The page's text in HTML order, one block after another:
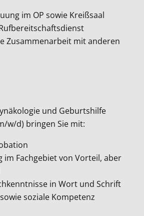
im OP sowie Kreißsaal
Zusammenarbeit mit anderen
und Geburtshilfe
w/d) bringen Sie mit:
im Fachgebiet von Vorteil, aber
in Wort und Schrift
soziale Kompetenz